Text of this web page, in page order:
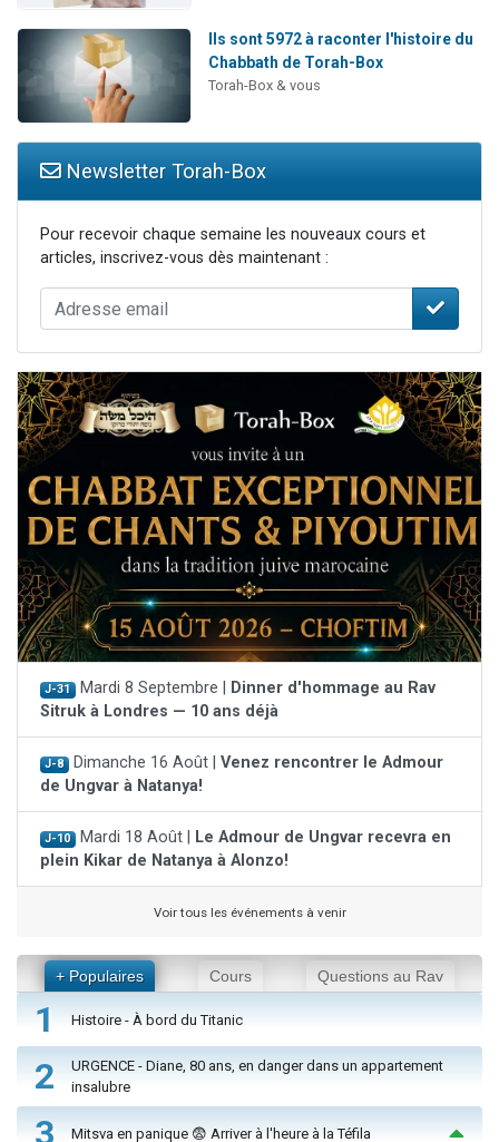
Ils sont 5972 à raconter l'histoire du
Chabbath de Torah-Box
Torah-Box & vous
Newsletter Torah-Box
Pour recevoir chaque semaine les nouveaux cours et
articles, inscrivez-vous dès maintenant :
J-31 Mardi 8 Septembre |
Dinner d'hommage au Rav
Sitruk à Londres — 10 ans déjà
J-8 Dimanche 16 Août | Venez rencontrer le Admour
de Ungvar à Natanya!
J-10 Mardi 18 Août |
Le Admour de Ungvar recevra en
plein Kikar de Natanya à Alonzo!
Voir tous les événements à venir
+ Populaires Cours Questions au Rav
1 Histoire - À bord du Titanic
2
URGENCE - Diane, 80 ans, en danger dans un appartement
insalubre
3 Mitsva en panique 😨 Arriver à l'heure à la Téfila